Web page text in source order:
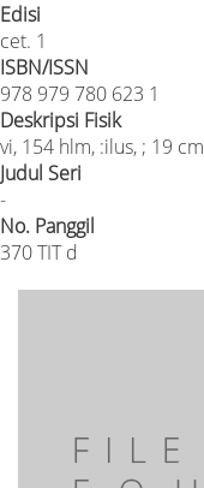
Edisi
cet. 1
ISBN/ISSN
978 979 780 623 1
Deskripsi Fisik
vi, 154 hlm, :ilus, ; 19 cm
Judul Seri
-
No. Panggil
370 TIT d